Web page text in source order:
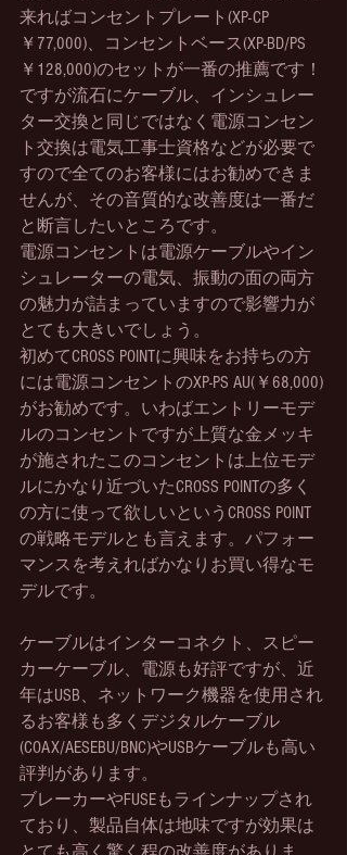
来ればコンセントプレート(XP-CP
￥77,000)、コンセントベース(XP-BD/PS
￥128,000)のセットが一番の推薦です！
ですが流石にケーブル、インシュレー
ター交換と同じではなく電源コンセン
ト交換は電気工事士資格などが必要で
すので全てのお客様にはお勧めできま
せんが、その音質的な改善度は一番だ
と断言したいところです。
電源コンセントは電源ケーブルやイン
シュレーターの電気、振動の面の両方
の魅力が詰まっていますので影響力が
とても大きいでしょう。
初めてCROSS POINTに興味をお持ちの方
には電源コンセントのXP-PS AU(￥68,000)
がお勧めです。いわばエントリーモデ
ルのコンセントですが上質な金メッキ
が施されたこのコンセントは上位モデ
ルにかなり近づいたCROSS POINTの多く
の方に使って欲しいというCROSS POINT
の戦略モデルとも言えます。パフォー
マンスを考えればかなりお買い得なモ
デルです。
ケーブルはインターコネクト、スピー
カーケーブル、電源も好評ですが、近
年はUSB、ネットワーク機器を使用され
るお客様も多くデジタルケーブル
(COAX/AESEBU/BNC)やUSBケーブルも高い
評判があります。
ブレーカーやFUSEもラインナップされ
ており、製品自体は地味ですが効果は